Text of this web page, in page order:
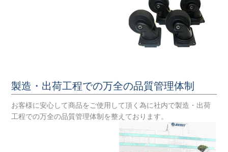
製造・出荷工程での万全の品質管理体制
お客様に安心して商品をご使用して頂く為に社内で製造・出荷
工程での万全の品質管理体制を整えております。